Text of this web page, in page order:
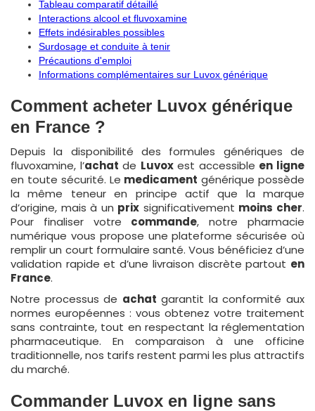
Tableau comparatif détaillé
Interactions alcool et fluvoxamine
Effets indésirables possibles
Surdosage et conduite à tenir
Précautions d'emploi
Informations complémentaires sur Luvox générique
Comment acheter Luvox générique
en France ?
Depuis la disponibilité des formules génériques de
fluvoxamine, l’achat de Luvoxest accessible en ligne
en toute sécurité. Le medicament générique possède
la même teneur en principe actif que la marque
d’origine, mais à un prix significativement moins cher.
Pour finaliser votre commande, notre pharmacie
numérique vous propose une plateforme sécurisée où
remplir un court formulaire santé. Vous bénéficiez d’une
validation rapide et d’une livraison discrète partout en
France.
Notre processus de achat garantit la conformité aux
normes européennes : vous obtenez votre traitement
sans contrainte, tout en respectant la réglementation
pharmaceutique. En comparaison à une officine
traditionnelle, nos tarifs restent parmi les plus attractifs
du marché.
Commander Luvox en ligne sans